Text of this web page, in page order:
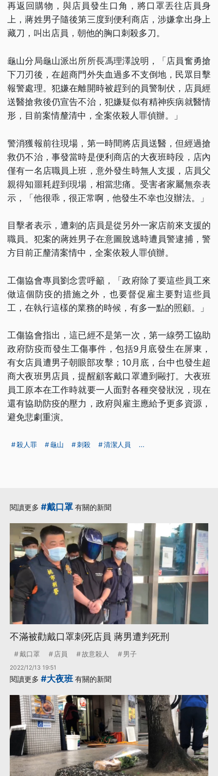
再返回購物，與店員發生口角，將口罩丟往店員身
上，蔣姓男子隨後第三度到便利商店，涉嫌拿出身上
藏刀，叫出店員，朝他的胸口刺殺多刀。
龜山分局龜山派出所所長馮理澤說明，「店員奮勇搶
下刀刃後，在超商門外失血過多不支倒地，民眾目擊
報警處理。犯嫌在離開時被趕到的員警制伏，店員經
送醫搶救後仍宣告不治，犯嫌疑似有精神疾病就醫情
形，目前案情釐清中，全案依殺人罪偵辦。」
警消獲報前往現場，第一時間將店員送醫，但經過搶
救仍不治，事發當時是便利商店的大夜班時段，店內
僅有一名店職員上班，意外發生時無人支援，店員父
親得知噩耗趕到現場，相當悲痛。受害者家屬無奈表
示，「他很乖，很正常啊，他發生不幸也沒辦法。」
目擊者表示，遭刺的店員是從另外一家店前來支援的
職員。犯案的蔣姓男子在意圖脫逃時遭員警逮捕，警
方目前正釐清案情中，全案依殺人罪偵辦。
工傷協會專員劉念雲呼籲，「政府除了要這些員工來
做這個防疫的措施之外，也要督促雇主要對這些員
工，在執行這樣的業務的時候，有多一點的照顧。」
工傷協會指出，這已經不是第一次，第一線勞工協助
政府防疫而發生工傷事件，包括9月底發生在屏東，
有女店員遭男子朝眼部攻擊；10月底，台中也發生超
商大夜班男店員，提醒顧客戴口罩遭到毆打。大夜班
員工原本在工作時就要一人面對各種突發狀況，現在
還有協助防疫的壓力，政府與雇主應給予更多資源，
避免悲劇重演。
殺人罪 龜山 刺殺 清潔人員 ...
閱讀更多 #戴口罩 有關的新聞
不滿被勸戴口罩刺死店員 蔣男遭判死刑
戴口罩 店員 故意殺人 男子
2022/12/13 19:51
閱讀更多 #大夜班有關的新聞